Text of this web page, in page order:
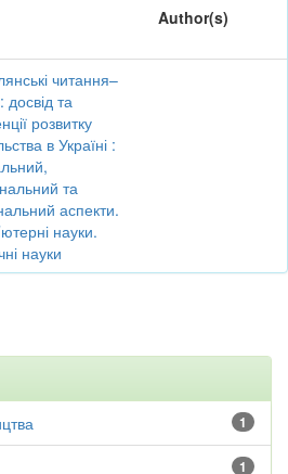
Author(s)
читання–
досвід та
розвитку
в Україні :
та
аспекти.
науки.
науки
1
1